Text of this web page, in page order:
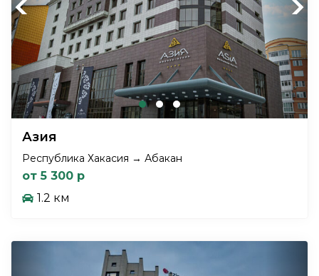
Previous Next
Азия
Республика Хакасия → Абакан
от 5 300 р
1.2 км